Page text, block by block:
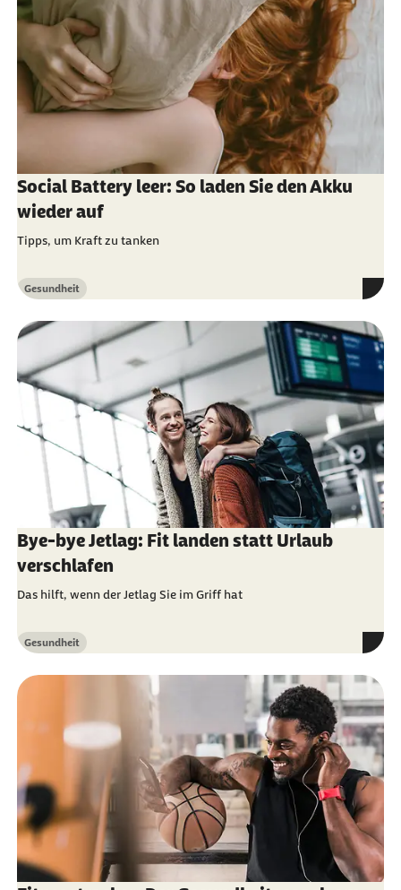
Social Battery leer: So laden Sie den Akku
wieder auf
Tipps, um Kraft zu tanken
Kategorie
Gesundheit
Bye-bye Jetlag: Fit landen statt Urlaub
verschlafen
Das hilft, wenn der Jetlag Sie im Griff hat
Kategorie
Gesundheit